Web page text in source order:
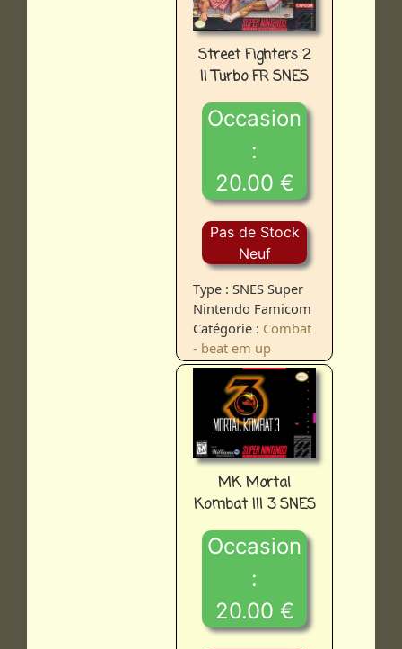
Street Fighters 2
II Turbo FR SNES
Occasion
:
20.00 €
Pas de Stock
Neuf
Type : SNES Super
Nintendo Famicom
Catégorie : Combat
- beat em up
MK Mortal
Kombat III 3 SNES
Occasion
:
20.00 €